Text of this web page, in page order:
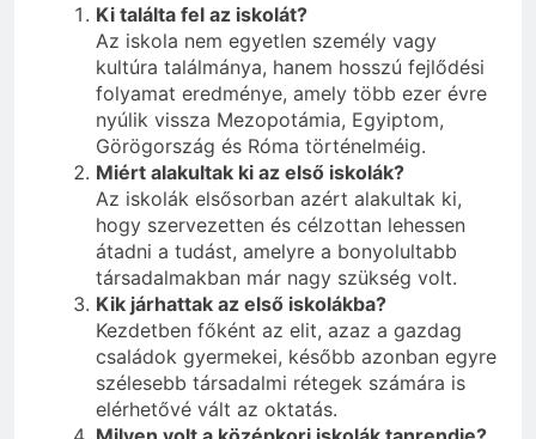
Ki találta fel az iskolát?
Az iskola nem egyetlen személy vagy
kultúra találmánya, hanem hosszú fejlődési
folyamat eredménye, amely több ezer évre
nyúlik vissza Mezopotámia, Egyiptom,
Görögország és Róma történelméig.
Miért alakultak ki az első iskolák?
Az iskolák elsősorban azért alakultak ki,
hogy szervezetten és célzottan lehessen
átadni a tudást, amelyre a bonyolultabb
társadalmakban már nagy szükség volt.
Kik járhattak az első iskolákba?
Kezdetben főként az elit, azaz a gazdag
családok gyermekei, később azonban egyre
szélesebb társadalmi rétegek számára is
elérhetővé vált az oktatás.